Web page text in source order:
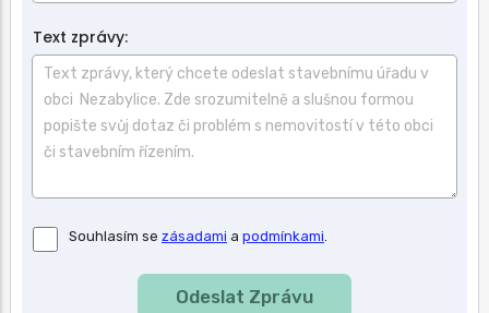
Text zprávy:
Souhlas
se
Souhlasím se zásadami a podmínkami